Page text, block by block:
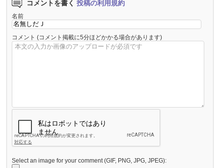
コメントを書く 投稿の利用規約
名前
コメント (コメント掲載に5分ほどかかる場合があります)
Select an image for your comment (GIF, PNG, JPG, JPEG):